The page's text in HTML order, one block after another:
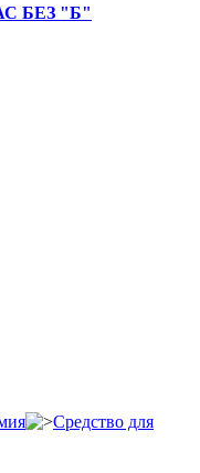
БЕЗ "Б"
Средство для